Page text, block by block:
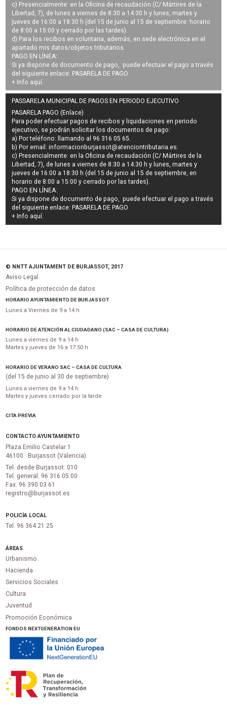
c) Presencialmente: en la Oficina de recaudación (C/ Mártires de la
Libertad, 7), de lunes a viernes de 8:30 a 14:30 h y lunes, martes y
jueves de 16:00 a 18:30 h (del 15 de junio al 15 de septiembre: horario
de 8:00 a 15:00 y cerrado por las tardes).
d) Para los recibos en voluntaria, además, en sede electrónica en el
apartado mis datos/objetos tributarios.
PAGO EN LÍNEA:
Si ya dispone de documento de pago, puede efectuar el pago a través
del siguiente enlace: PASARELA DE PAGO
+ Info aquí.
PASSARELA MUNICIPAL DE PAGOS EN PERIODO EJECUTIVO
PASARELA PAGO (Enlace)
Para poder efectuar pagos derecibos y liquidaciones en periodo
ejecutivo, se podrán solicitar los documentos de pago:
a) Por teléfono: llamando al 96 316 05 65.
b) Por email:informacionburjassot@atenciontributaria.es.
c) Presencialmente: en la Oficina de recaudación (C/ Mártires de la
Libertad, 7), de lunes a viernes de 8:30 a 14:30 h y lunes, martes y
jueves de 16:00 a 18:30 h (del 15 de junio al 15 de septiembre, en
horario de 8:00 a 15:00 y cerrado por las tardes).
PAGO EN LÍNEA:
Si ya dispone de documento de pago, puede efectuar el pago a través
del siguiente enlace: PASARELA DE PAGO
+ Info aquí.
© NNTT AJUNTAMENT DE BURJASSOT, 2017
Aviso Legal
Política de protección de datos
HORARIO AYUNTAMIENTO DE BURJASSOT
Lunes a Viernes de 9 a 14 h
HORARIO DE ATENCIÓN AL CIUDADANO (SAC – CASA DE CULTURA)
Lunes a viernes de 9 a 14 h
Martes y jueves de 16 a 17:50 h
HORARIO DE VERANO SAC – CASA DE CULTURA
(del 15 de junio al 30 de septiembre)
Lunes a viernes de 9 a 14 h
Martes y jueves cerrado por la tarde
CITA PREVIA
CONTACTO AYUNTAMIENTO
Plaza Emilio Castelar 1
46100 · Burjassot (Valencia)
Tel. desde Burjassot: 010
Tel. general: 96 316 05 00
Fax. 96 390 03 61
registro@burjassot.es
POLICÍA LOCAL
Tel. 96 364 21 25
ÁREAS
Urbanismo
Hacienda
Servicios Sociales
Cultura
Juventud
Promoción Económica
FONDOS NEXTGENERATION EU